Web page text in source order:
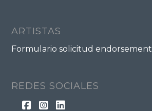
ARTISTAS
Formulario solicitud endorsement
REDES SOCIALES